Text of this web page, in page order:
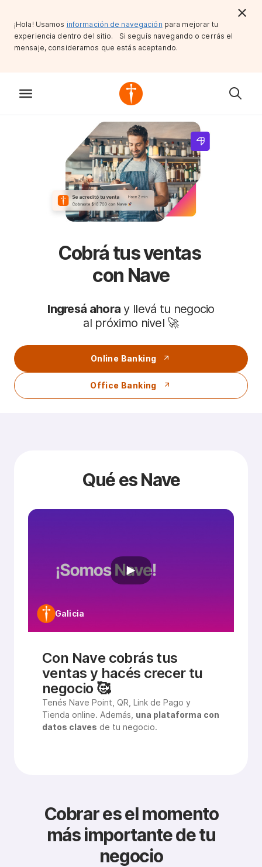
¡Hola! Usamos información de navegación para mejorar tu
experiencia dentro del sitio. Si seguís navegando o cerrás el
mensaje, consideramos que estás aceptando.
Cobrá tus ventas
con Nave
Ingresá ahora y llevá tu negocio
al próximo nivel 🚀
Online Banking
Office Banking
Qué es Nave
Galicia
Con Nave cobrás tus
ventas y hacés crecer tu
negocio 🥰
Tenés Nave Point, QR, Link de Pago y
Tienda online. Además, una plataform a con
datos claves de tu negocio.
Cobrar es el momento
más importante de tu
negocio